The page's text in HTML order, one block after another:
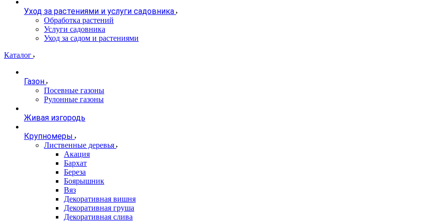
Уход за растениями и услуги садовника
Обработка растений
Услуги садовника
Уход за садом и растениями
Каталог
Газон
Посевные газоны
Рулонные газоны
Живая изгородь
Крупномеры
Лиственные деревья
Акация
Бархат
Береза
Боярышник
Вяз
Декоративная вишня
Декоративная груша
Декоративная слива